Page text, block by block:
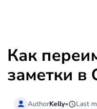
Как
заметки в
AuthorKelly• Last